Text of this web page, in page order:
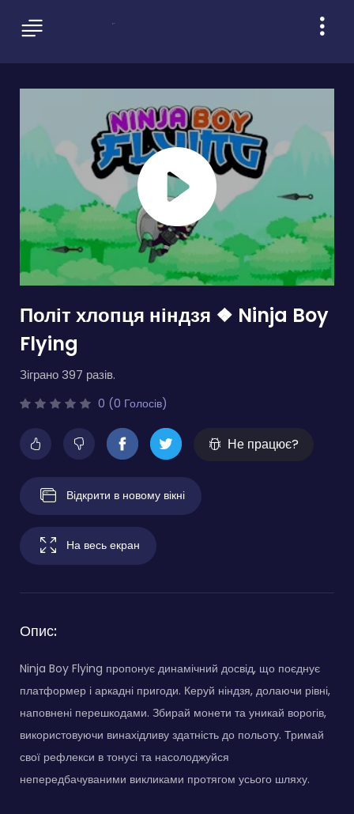
Політ хлопця ніндзя ❖ Ninja Boy
Flying
Зіграно 397 разів.
0 (0 Голосів)
Не працює?
Відкрити в новому вікні
На весь екран
Опис:
Ninja Boy Flying пропонує динамічний досвід, що поєднує
платформер і аркадні пригоди. Керуй ніндзя, долаючи рівні,
наповнені перешкодами. Збирай монети та уникай ворогів,
використовуючи винахідливу здатність до польоту. Тримай
свої рефлекси в тонусі та насолоджуйся
непередбачуваними викликами протягом усього шляху.